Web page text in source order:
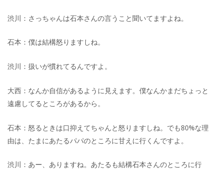
渋川：さっちゃんは石本さんの言うこと聞いてますよね。
石本：僕は結構怒りますしね。
渋川：扱いが慣れてるんですよ。
大西：なんか自信があるように見えます。僕なんかまだちょっと
遠慮してるところがあるから。
石本：怒るときは口抑えてちゃんと怒りますしね。でも80%な理
由は、たまにあたるパパのところに甘えに行くんですよ。
渋川：あー、ありますね。あたるも結構石本さんのところに行